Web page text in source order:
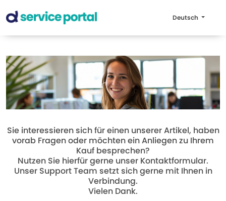
Deutsch
Sie interessieren sich für einen unserer Artikel, haben
vorab Fragen oder möchten ein Anliegen zu Ihrem
Kauf besprechen?
Nutzen Sie hierfür gerne unser Kontaktformular.
Unser Support Team setzt sich gerne mit Ihnen in
Verbindung.
Vielen Dank.